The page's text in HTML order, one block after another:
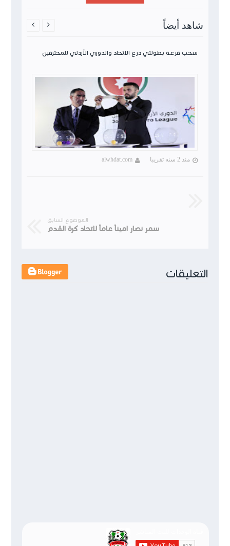
شاهد أيضاً
سحب قرعة بطولتي درع الاتحاد والدوري الأردني للمحترفين
منذ 2 سنه تقريبا alwhdat.com
 
الموضوع السابق
سمر نصار اميناً عاماً لاتحاد كرة القدم
التعليقات